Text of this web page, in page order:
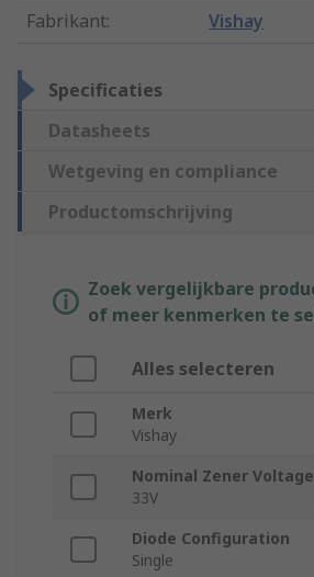
Fabrikant: Vishay
Specificaties
Datasheets
Wetgeving en compliance
Productomschrijving
Zoek vergelijkbare
of meer kenmerken te
Alles selecteren
Merk
Vishay
Nominal Zener
33V
Diode Configuration
Single